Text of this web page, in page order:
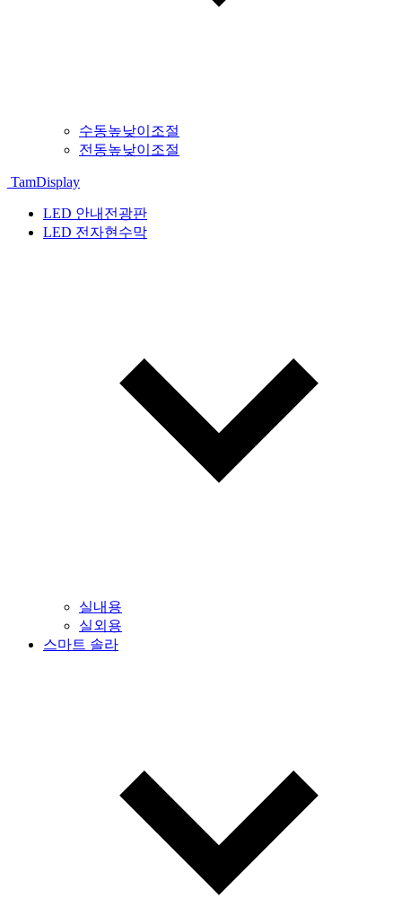
수동높낮이조절
전동높낮이조절
TamDisplay
LED 안내전광판
LED 전자현수막
실내용
실외용
스마트 솔라